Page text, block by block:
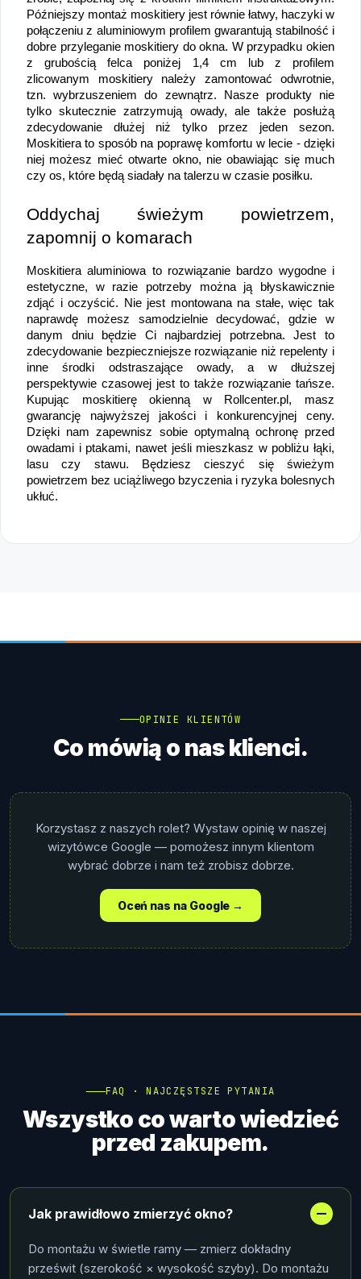
Późniejszy montaż moskitiery jest równie łatwy, haczyki w
połączeniu z aluminiowym profilem gwarantują stabilność i
dobre przyleganie moskitiery do okna. W przypadku okien
z grubością felca poniżej 1,4 cm lub z profilem
zlicowanym moskitiery należy zamontować odwrotnie,
tzn. wybrzuszeniem do zewnątrz. Nasze produkty nie
tylko skutecznie zatrzymują owady, ale także posłużą
zdecydowanie dłużej niż tylko przez jeden sezon.
Moskitiera to sposób na poprawę komfortu w lecie - dzięki
niej możesz mieć otwarte okno, nie obawiając się much
czy os, które będą siadały na talerzu w czasie posiłku.
Oddychaj świeżym powietrzem,
zapomnij o komarach
Moskitiera aluminiowa to rozwiązanie bardzo wygodne i
estetyczne, w razie potrzeby można ją błyskawicznie
zdjąć i oczyścić. Nie jest montowana na stałe, więc tak
naprawdę możesz samodzielnie decydować, gdzie w
danym dniu będzie Ci najbardziej potrzebna. Jest to
zdecydowanie bezpieczniejsze rozwiązanie niż repelenty i
inne środki odstraszające owady, a w dłuższej
perspektywie czasowej jest to także rozwiązanie tańsze.
Kupując moskitierę okienną w Rollcenter.pl, masz
gwarancję najwyższej jakości i konkurencyjnej ceny.
Dzięki nam zapewnisz sobie optymalną ochronę przed
owadami i ptakami, nawet jeśli mieszkasz w pobliżu łąki,
lasu czy stawu. Będziesz cieszyć się świeżym
powietrzem bez uciążliwego bzyczenia i ryzyka bolesnych
ukłuć.
OPINIE KLIENTÓW
Co mówią o nas klienci.
Korzystasz z naszych rolet? Wystaw opinię w naszej
wizytówce Google — pomożesz innym klientom
wybrać dobrze i nam też zrobisz dobrze.
Oceń nas na Google →
FAQ · NAJCZĘSTSZE PYTANIA
Wszystko co warto wiedzieć
przed zakupem.
Jak prawidłowo zmierzyć okno?
Do montażu w świetle ramy — zmierz dokładny
prześwit (szerokość × wysokość szyby). Do montażu